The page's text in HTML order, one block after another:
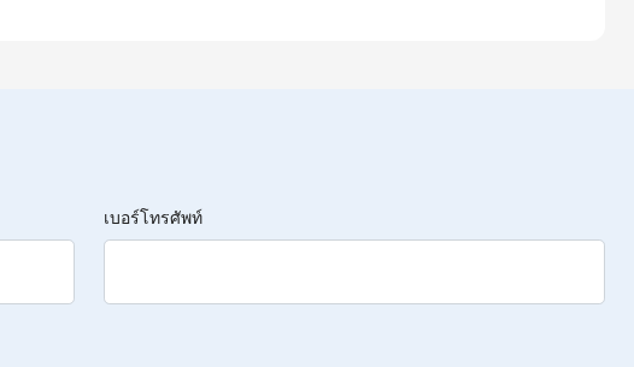
เบอร์โทรศัพท์